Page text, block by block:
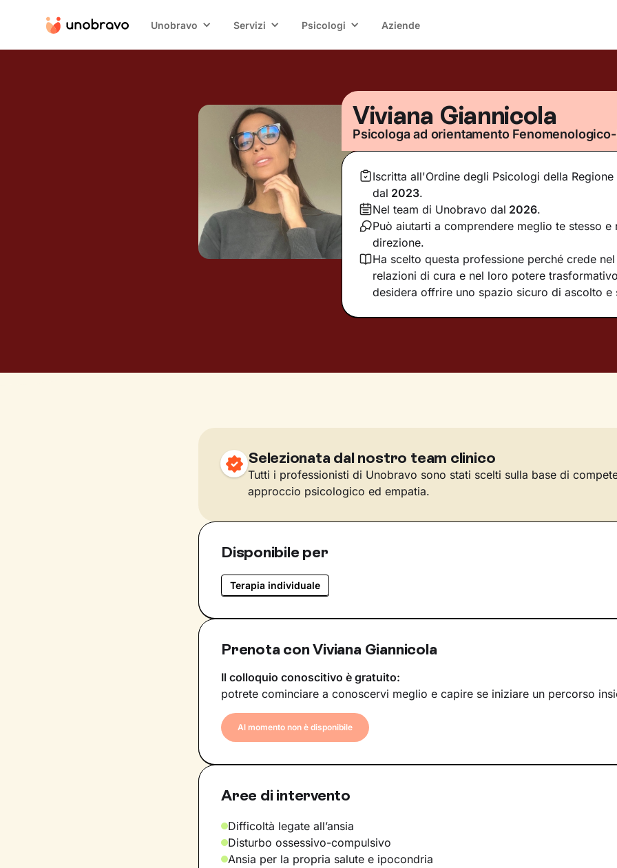
Unobravo Servizi Psicologi Aziende
Viviana Giannicola
Psicologa ad orientamento
Iscritta all'Ordine degli Psicologi della Regione
dal 2023.
Nel team di Unobravo dal 2026.
Può aiutarti a comprendere meglio te stesso
direzione.
Ha scelto questa professione perché crede
relazioni di cura e nel loro potere
desidera offrire uno spazio sicuro di ascolto e
Selezionata dal nostro team clinico
Tutti i professionisti di Unobravo sono stati scelti sulla base di
approccio psicologico ed empatia.
Disponibile per
Terapia individuale
Prenota con Viviana Giannicola
Il colloquio conoscitivo è gratuito:
potrete cominciare a conoscervi meglio e capire se iniziare un percorso
Al momento non è disponibile
Aree di intervento
Difficoltà legate all’ansia
Disturbo ossessivo-compulsivo
Ansia per la propria salute e ipocondria